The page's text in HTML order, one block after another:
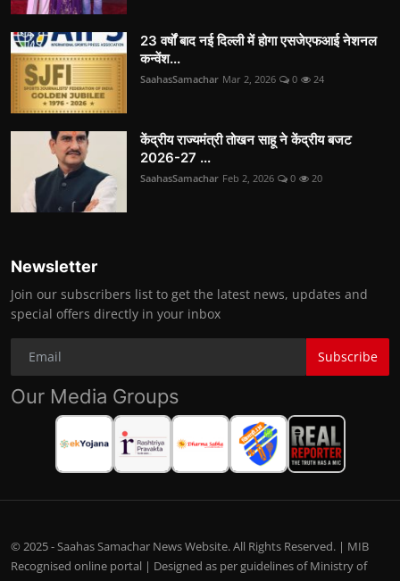
23 वर्षों बाद नई दिल्ली में होगा एसजेएफआई नेशनल
कन्वेंश...
SaahasSamachar Mar 2, 2026 0 24
केंद्रीय राज्यमंत्री तोखन साहू ने केंद्रीय बजट
2026-27 ...
SaahasSamachar Feb 2, 2026 0 20
Newsletter
Join our subscribers list to get the latest news, updates and
special offers directly in your inbox
Subscribe
Our Media Groups
© 2025 - Saahas Samachar News Website. All Rights Reserved. | MIB
Recognised online portal | Designed as per guidelines of Ministry of